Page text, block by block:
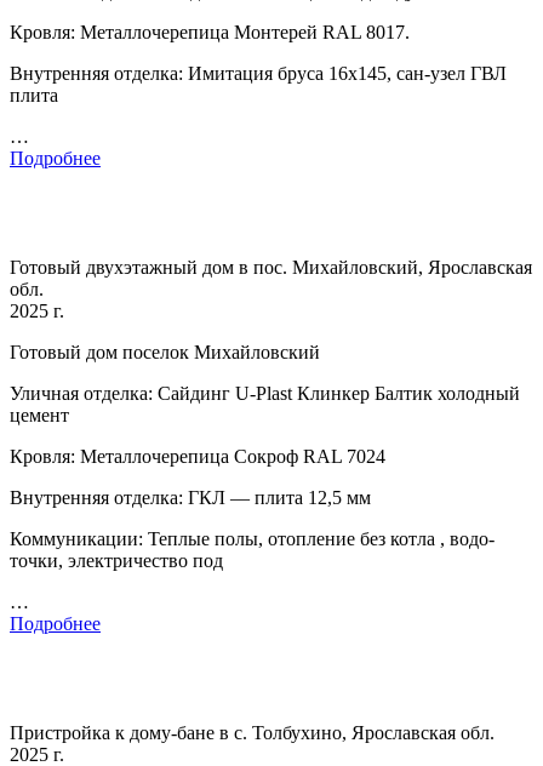
Кровля: Металлочерепица Монтерей RAL 8017.
Внутренняя отделка: Имитация бруса 16х145, сан-узел ГВЛ
плита
…
Подробнее
Готовый двухэтажный дом в пос. Михайловский, Ярославская
обл.
2025 г.
Готовый дом поселок Михайловский
Уличная отделка: Сайдинг U-Plast Клинкер Балтик холодный
цемент
Кровля: Металлочерепица Сокроф RAL 7024
Внутренняя отделка: ГКЛ — плита 12,5 мм
Коммуникации: Теплые полы, отопление без котла , водо-
точки, электричество под
…
Подробнее
Пристройка к дому-бане в с. Толбухино, Ярославская обл.
2025 г.